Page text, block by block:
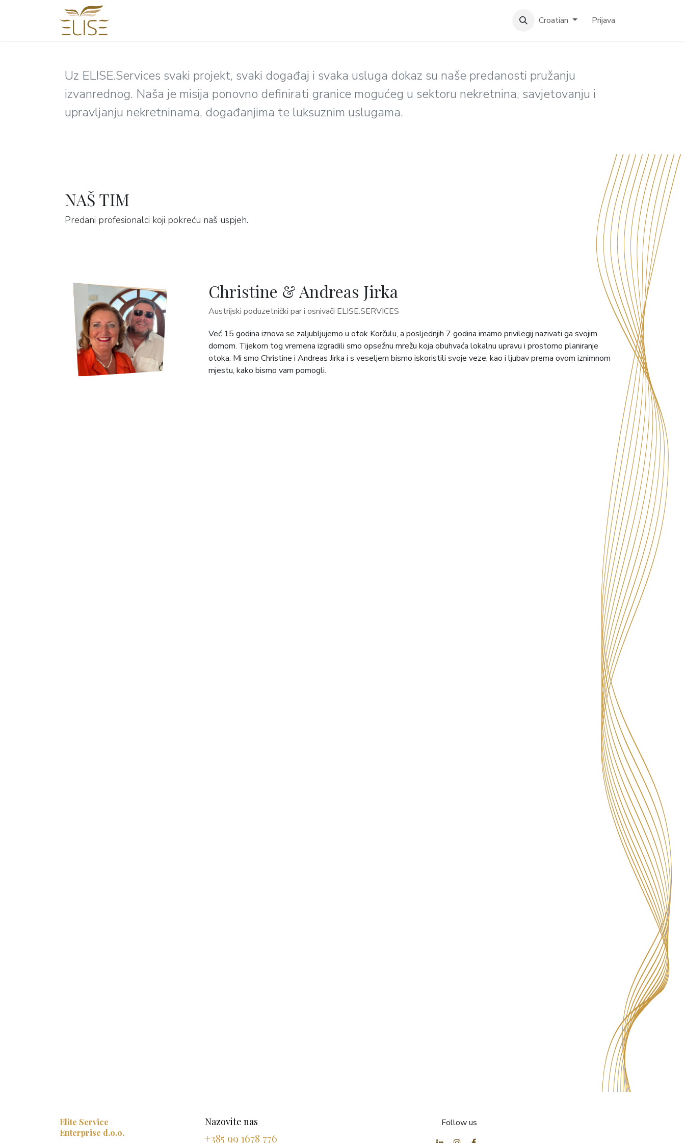
Croatian Prijava
Uz ELISE.Services svaki projekt, svaki događaj i svaka usluga dokaz su naše predanosti pružanju
izvanrednog. Naša je misija ponovno definirati granice mogućeg u sektoru nekretnina, savjetovanju i
upravljanju nekretninama, događanjima te luksuznim uslugama.
Christine & Andreas Jirka
Austrijski poduzetnički par i osnivači ELISE.SERVICES
Već 15 godina iznova se zaljubljujemo u otok Korčulu, a posljednjih 7 godina imamo privilegij nazivati ga svojim
domom. Tijekom tog vremena izgradili smo opsežnu mrežu koja obuhvaća lokalnu upravu i prostorno planiranje
otoka. Mi smo Christine i Andreas Jirka i s veseljem bismo iskoristili svoje veze, kao i ljubav prema ovom iznimnom
mjestu, kako bismo vam pomogli.
NAŠ TIM
Predani profesionalci koji pokreću naš uspjeh.​
Elite Service
Enterprise d.o.o.
Nazovite nas
+385 99 1678 776
Follow us